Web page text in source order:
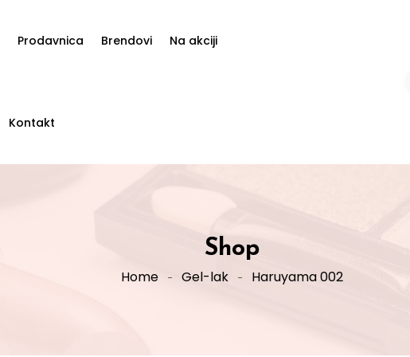
Prodavnica Brendovi Na akciji
Kontakt
Shop
Home Gel-lak Haruyama 002